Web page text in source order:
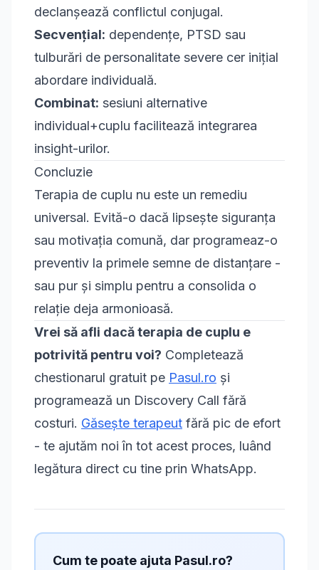
declanșează conflictul conjugal.
Secvențial: dependențe, PTSD sau
tulburări de personalitate severe cer inițial
abordare individuală.
Combinat: sesiuni alternative
individual+cuplu facilitează integrarea
insight-urilor.
Concluzie
Terapia de cuplu nu este un remediu
universal. Evită-o dacă lipsește siguranța
sau motivația comună, dar programeaz-o
preventiv la primele semne de distanțare -
sau pur și simplu pentru a consolida o
relație deja armonioasă.
Vrei să afli dacă terapia de cuplu e
potrivită pentru voi? Completează
chestionarul gratuit pe Pasul.ro și
programează un Discovery Call fără
costuri. Găsește terapeut fără pic de efort
- te ajutăm noi în tot acest proces, luând
legătura direct cu tine prin WhatsApp.
Cum te poate ajuta Pasul.ro?